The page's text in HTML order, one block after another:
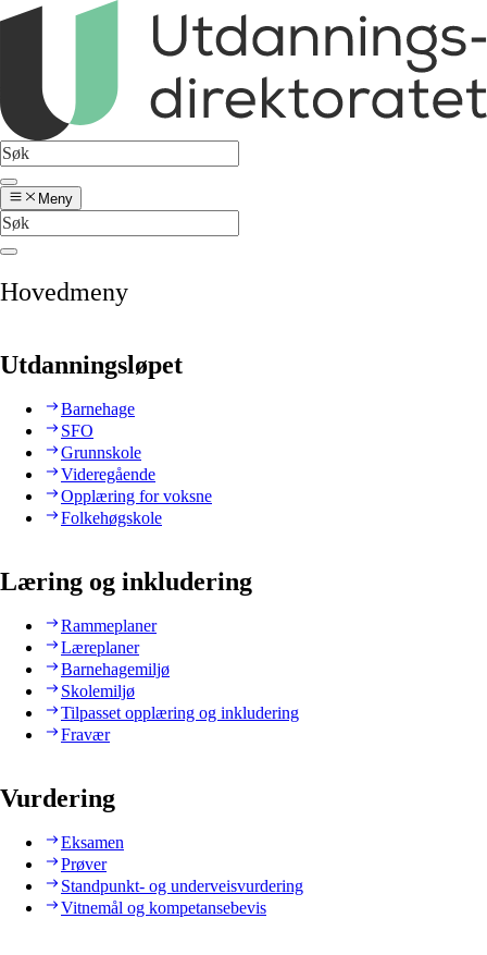
Meny
Hovedmeny
Utdanningsløpet
Barnehage
SFO
Grunnskole
Videregående
Opplæring for voksne
Folkehøgskole
Læring og inkludering
Rammeplaner
Læreplaner
Barnehagemiljø
Skolemiljø
Tilpasset opplæring og inkludering
Fravær
Vurdering
Eksamen
Prøver
Standpunkt- og underveisvurdering
Vitnemål og kompetansebevis